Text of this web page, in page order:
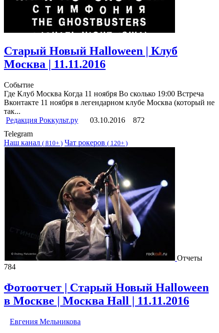
Старый Новый Halloween | Клуб
Москва | 11.11.2016
Событие
Где Клуб Москва Когда 11 ноября Во сколько 19:00 Встреча
Вконтакте 11 ноября в легендарном клубе Москва (который не
так...
Редакция Роккульт.ру
03.10.2016
872
Telegram
Наш канал ( 810+ ) Чат рокеров ( 120+ )
Отчеты
784
Фотоотчет | Старый Новый Halloween
в Москве | Москва Hall | 11.11.2016
Евгения Мельникова